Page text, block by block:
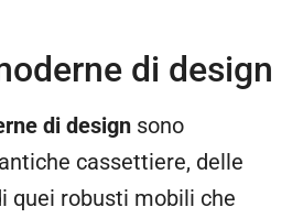
di design
di design sono
cassettiere, delle
quei robusti mobili che